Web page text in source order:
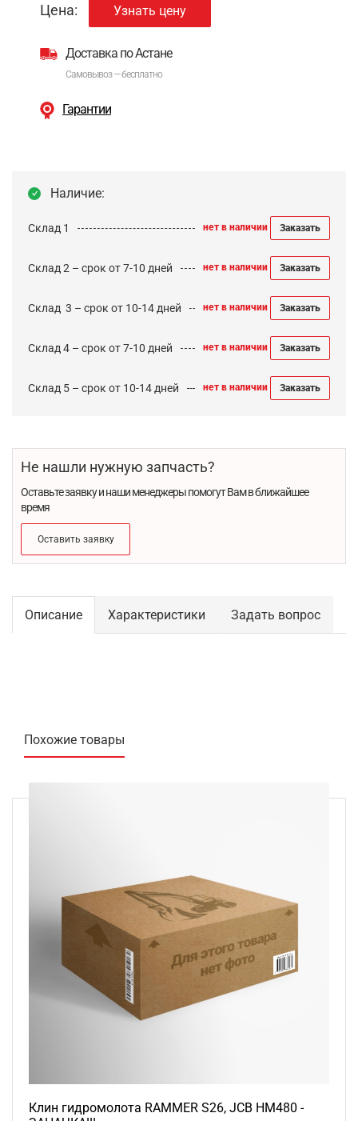
Цена: Узнать цену
Доставка по Астане
Самовывоз — бесплатно
Гарантии
Наличие:
Склад 1 нет в наличии Заказать
Склад 2 – срок от 7-10 дней нет в наличии Заказать
Cклад 3 – срок от 10-14 дней нет в наличии Заказать
Склад 4 – срок от 7-10 дней нет в наличии Заказать
Склад 5 – срок от 10-14 дней нет в наличии Заказать
Не нашли нужную запчасть?
Оставьте заявку и наши менеджеры помогут Вам в ближайшее
время
Оставить заявку
Описание Характеристики Задать вопрос
Похожие товары
Клин гидромолота RAMMER S26, JCB HM480 -